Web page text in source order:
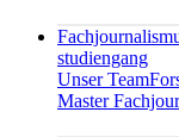
studiengang
Unser Team
Master